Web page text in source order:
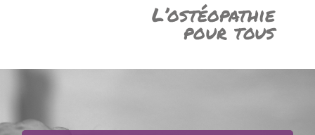
L’ostéopathie
pour tous